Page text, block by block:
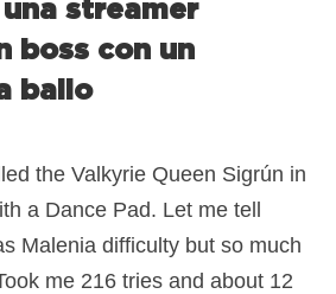
streamer
boss con un
ballo
the Valkyrie Queen Sigrún in
a Dance Pad. Let me tell
Malenia difficulty but so much
me 216 tries and about 12